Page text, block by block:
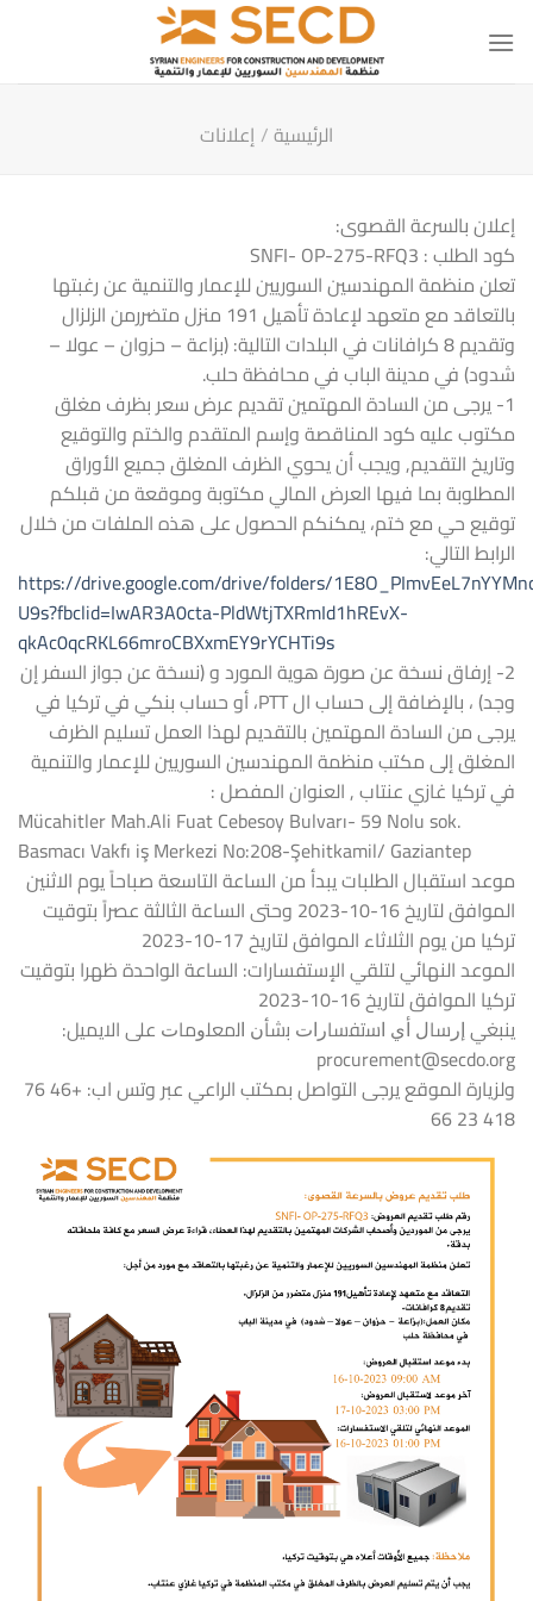
للمحتوى
الرئيسية/ إعلانات
إعلان بالسرعة القصوى:
كود الطلب : SNFI- OP-275-RFQ3
تعلن منظمة المهندسين السوريين للإعمار والتنمية عن رغبتها
بالتعاقد مع متعهد لإعادة تأهيل 191 منزل متضررمن الزلزال
وتقديم 8 كرافانات في البلدات التالية: (بزاعة – حزوان – عولا –
شدود) في مدينة الباب في محافظة حلب.
1- يرجى من السادة المهتمين تقديم عرض سعر بظرف مغلق
مكتوب عليه كود المناقصة وإسم المتقدم والختم والتوقيع
وتاريخ التقديم, ويجب أن يحوي الظرف المغلق جميع الأوراق
المطلوبة بما فيها العرض المالي مكتوبة وموقعة من قبلكم
توقيع حي مع ختم، يمكنكم الحصول على هذه الملفات من خلال
الرابط التالي:
https://drive.google.com/drive/folders/
U9s?fbclid=IwAR3A0cta-PldWtjTXRmId1hREvX-
qkAc0qcRKL66mroCBXxmEY9rYCHTi9s
2- إرفاق نسخة عن صورة هوية المورد و (نسخة عن جواز السفر إن
وجد) ، بالإضافة إلى حساب ال PTT، أو حساب بنكي في تركيا في
يرجى من السادة المهتمين بالتقديم لهذا العمل تسليم الظرف
المغلق إلى مكتب منظمة المهندسين السوريين للإعمار والتنمية
في تركيا غازي عنتاب , العنوان المفصل :
Mücahitler Mah.Ali Fuat Cebesoy Bulvarı- 59 Nolu sok.
Basmacı Vakfı iş Merkezi No:208-Şehitkamil/ Gaziantep
موعد استقبال الطلبات يبدأ من الساعة التاسعة صباحاً يوم الاثنين
الموافق لتاريخ 16-10-2023 وحتى الساعة الثالثة عصراً بتوقيت
تركيا من يوم الثلاثاء الموافق لتاريخ 17-10-2023
الموعد النهائي لتلقي الإستفسارات: الساعة الواحدة ظهرا بتوقيت
تركيا الموافق لتاريخ 16-10-2023
ينبغي ﺇﺭﺳﺎﻝ ﺃﻱ ﺍﺳﺗﻔﺳﺎﺭﺍﺕ ﺑﺷﺄﻥ ﺍﻟﻣﻌﻠﻭﻣﺎﺕ على الايميل:
procurement@secdo.org
ولزيارة الموقع يرجى التواصل بمكتب الراعي عبر وتس اب: +46 76
418 23 66